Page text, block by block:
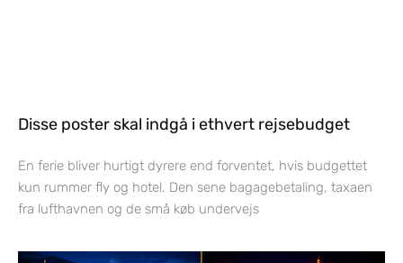
Disse poster skal indgå i ethvert rejsebudget
En ferie bliver hurtigt dyrere end forventet, hvis budgettet
kun rummer fly og hotel. Den sene bagagebetaling, taxaen
fra lufthavnen og de små køb undervejs